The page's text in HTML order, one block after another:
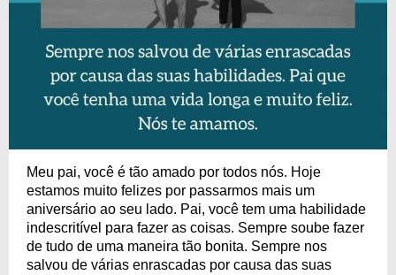
Meu pai, você é tão amado por todos nós. Hoje
estamos muito felizes por passarmos mais um
aniversário ao seu lado. Pai, você tem uma habilidade
indescritível para fazer as coisas. Sempre soube fazer
de tudo de uma maneira tão bonita. Sempre nos
salvou de várias enrascadas por causa das suas